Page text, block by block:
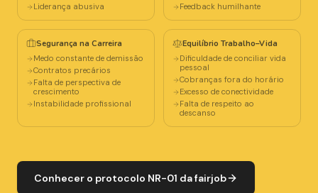
Liderança abusiva
Feedback humilhante
Segurança na Carreira
Medo constante de demissão
Contratos precários
Falta de perspectiva de
crescimento
Instabilidade profissional
Equilíbrio Trabalho–Vida
Dificuldade de conciliar vida
pessoal
Cobranças fora do horário
Excesso de conectividade
Falta de respeito ao
descanso
Conhecer o protocolo NR-01 da fairjob